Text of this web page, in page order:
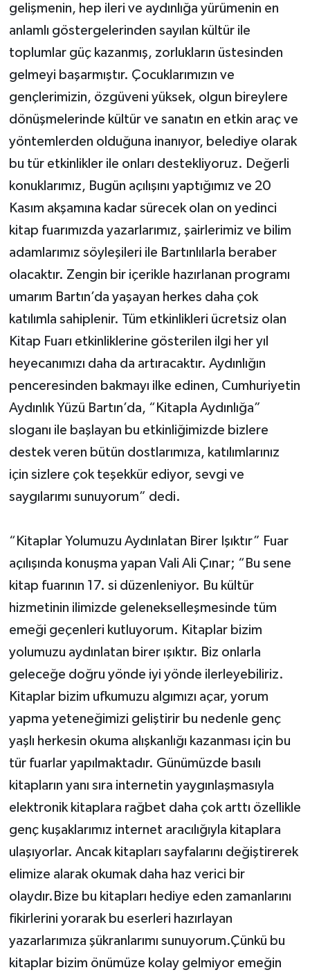
gelişmenin, hep ileri ve aydınlığa yürümenin en
anlamlı göstergelerinden sayılan kültür ile
toplumlar güç kazanmış, zorlukların üstesinden
gelmeyi başarmıştır. Çocuklarımızın ve
gençlerimizin, özgüveni yüksek, olgun bireylere
dönüşmelerinde kültür ve sanatın en etkin araç ve
yöntemlerden olduğuna inanıyor, belediye olarak
bu tür etkinlikler ile onları destekliyoruz. Değerli
konuklarımız, Bugün açılışını yaptığımız ve 20
Kasım akşamına kadar sürecek olan on yedinci
kitap fuarımızda yazarlarımız, şairlerimiz ve bilim
adamlarımız söyleşileri ile Bartınlılarla beraber
olacaktır. Zengin bir içerikle hazırlanan programı
umarım Bartın’da yaşayan herkes daha çok
katılımla sahiplenir. Tüm etkinlikleri ücretsiz olan
Kitap Fuarı etkinliklerine gösterilen ilgi her yıl
heyecanımızı daha da artıracaktır. Aydınlığın
penceresinden bakmayı ilke edinen, Cumhuriyetin
Aydınlık Yüzü Bartın’da, “Kitapla Aydınlığa”
sloganı ile başlayan bu etkinliğimizde bizlere
destek veren bütün dostlarımıza, katılımlarınız
için sizlere çok teşekkür ediyor, sevgi ve
saygılarımı sunuyorum” dedi.
“Kitaplar Yolumuzu Aydınlatan Birer Işıktır” Fuar
açılışında konuşma yapan Vali Ali Çınar; “Bu sene
kitap fuarının 17. si düzenleniyor. Bu kültür
hizmetinin ilimizde gelenekselleşmesinde tüm
emeği geçenleri kutluyorum. Kitaplar bizim
yolumuzu aydınlatan birer ışıktır. Biz onlarla
geleceğe doğru yönde iyi yönde ilerleyebiliriz.
Kitaplar bizim ufkumuzu algımızı açar, yorum
yapma yeteneğimizi geliştirir bu nedenle genç
yaşlı herkesin okuma alışkanlığı kazanması için bu
tür fuarlar yapılmaktadır. Günümüzde basılı
kitapların yanı sıra internetin yaygınlaşmasıyla
elektronik kitaplara rağbet daha çok arttı özellikle
genç kuşaklarımız internet aracılığıyla kitaplara
ulaşıyorlar. Ancak kitapları sayfalarını değiştirerek
elimize alarak okumak daha haz verici bir
olaydır.Bize bu kitapları hediye eden zamanlarını
fikirlerini yorarak bu eserleri hazırlayan
yazarlarımıza şükranlarımı sunuyorum.Çünkü bu
kitaplar bizim önümüze kolay gelmiyor emeğin